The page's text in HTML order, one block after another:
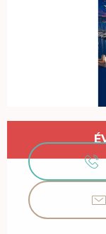
Ouverture et